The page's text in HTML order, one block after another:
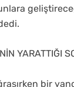
YARATTIĞI
bir